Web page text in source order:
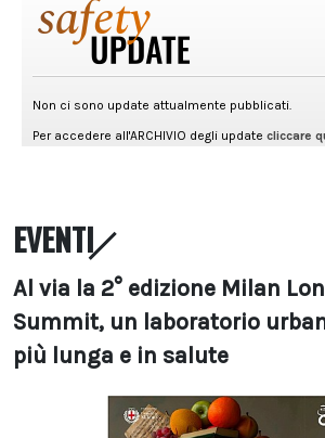
EVENTI
Al via la 2° edizione Milan
Summit, un laboratorio
più lunga e in salute